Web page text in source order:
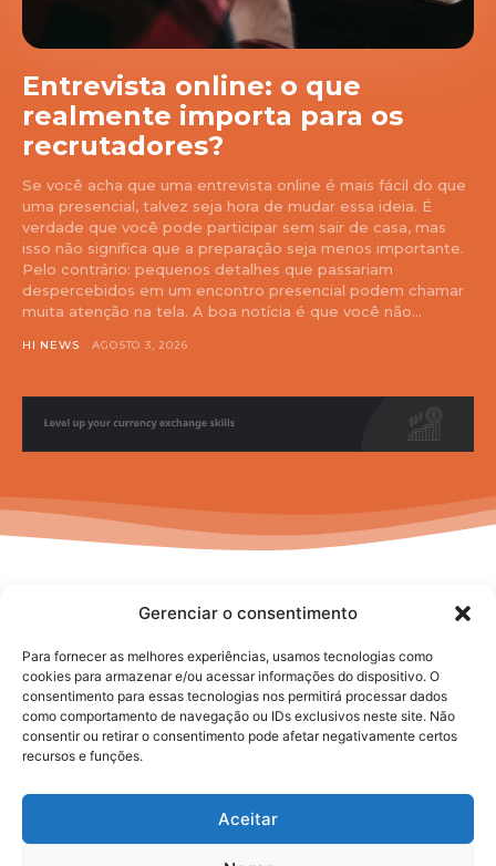
Gerenciar o consentimento
Para fornecer as melhores experiências, usamos tecnologias como
cookies para armazenar e/ou acessar informações do dispositivo. O
consentimento para essas tecnologias nos permitirá processar dados
como comportamento de navegação ou IDs exclusivos neste site. Não
consentir ou retirar o consentimento pode afetar negativamente certos
recursos e funções.
Aceitar
Entrevista online: o que
realmente importa para os
recrutadores?
Se você acha que uma entrevista online é mais fácil do que
uma presencial, talvez seja hora de mudar essa ideia. É
verdade que você pode participar sem sair de casa, mas
isso não significa que a preparação seja menos importante.
Pelo contrário: pequenos detalhes que passariam
despercebidos em um encontro presencial podem chamar
muita atenção na tela. A boa notícia é que você não...
HI NEWS AGOSTO 3, 2026
No posts to display